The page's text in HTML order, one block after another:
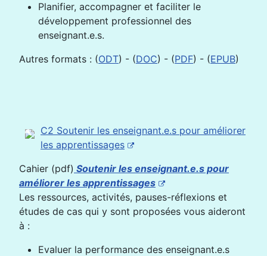
Planifier, accompagner et faciliter le
développement professionnel des
enseignant.e.s.
Autres formats : (ODT) - (DOC) - (PDF) - (EPUB)
C2 Soutenir les enseignant.e.s pour améliorer
les apprentissages
Cahier (pdf) Soutenir les enseignant.e.s pour
améliorer les apprentissages
Les ressources, activités, pauses-réflexions et
études de cas qui y sont proposées vous aideront
à :
Evaluer la performance des enseignant.e.s